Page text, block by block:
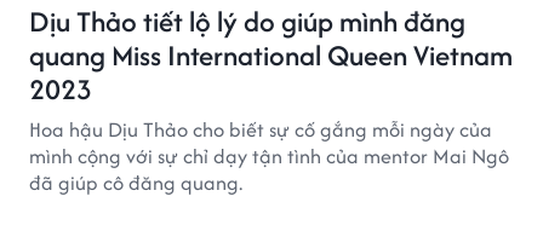
Dịu Thảo tiết lộ lý do giúp mình đăng
quang Miss International Queen Vietnam
2023
Hoa hậu Dịu Thảo cho biết sự cố gắng mỗi ngày của
mình cộng với sự chỉ dạy tận tình của mentor Mai Ngô
đã giúp cô đăng quang.